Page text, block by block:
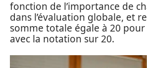
fonction de l’importance de
dans l’évaluation globale, et
somme totale égale à 20
avec la notation sur 20.